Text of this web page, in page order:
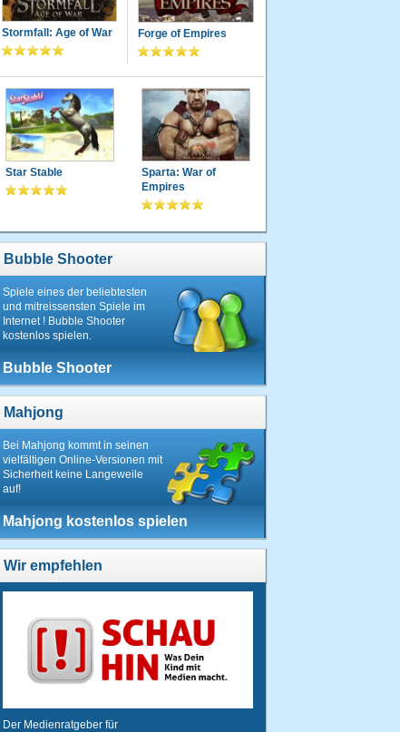
Stormfall: Age of War Forge of Empires
Star Stable
Sparta: War of
Empires
Bubble Shooter
Spiele eines der beliebtesten
und mitreissensten Spiele im
Internet ! Bubble Shooter
kostenlos spielen.
Bubble Shooter
Mahjong
Bei Mahjong kommt in seinen
vielfältigen Online-Versionen mit
Sicherheit keine Langeweile
auf!
Mahjong kostenlos spielen
Wir empfehlen
Der Medienratgeber für